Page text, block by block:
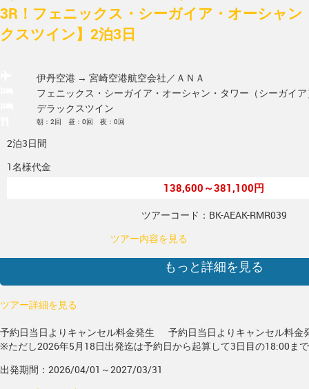
3R！フェニックス・シーガイア・オーシャン
クスツイン】2泊3日
伊丹空港 → 宮崎空港航空会社／ＡＮＡ
フェニックス・シーガイア・オーシャン・タワー（シーガイ
デラックスツイン
朝：2回 昼：0回 夜：0回
2泊3日間
1名様代金
138,600～381,100円
ツアーコード：BK-AEAK-RMR039
ツアー内容を見る
もっと詳細を見る
ツアー詳細を見る
予約日当日よりキャンセル料金発生
予約日当日よりキャンセル料金
※ただし2026年5月18日出発迄は予約日から起算して3日目の18:00ま
出発期間：2026/04/01～2027/03/31